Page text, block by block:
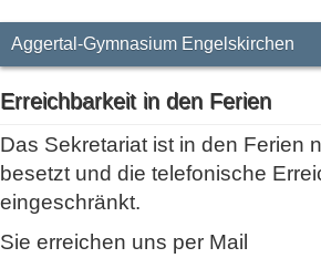
Aggertal-Gymnasium Engelskirchen
Erreichbarkeit in den Ferien
Das Sekretariat ist in den Ferien
besetzt und die telefonische
eingeschränkt.
Sie erreichen uns per Mail